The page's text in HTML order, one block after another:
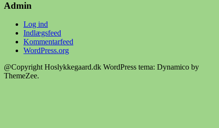
Hoslykkegaard.dk
Admin
Log ind
Indlægsfeed
Kommentarfeed
WordPress.org
@Copyright Hoslykkegaard.dk WordPress tema: Dynamico by
ThemeZee.